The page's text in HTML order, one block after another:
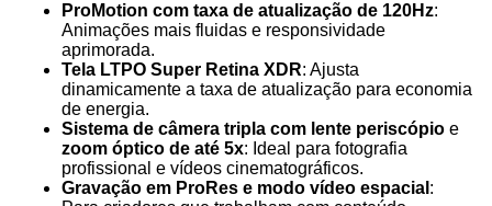
ProMotion com taxa de atualização de 120Hz:
Animações mais fluidas e responsividade
aprimorada.
Tela LTPO Super Retina XDR: Ajusta
dinamicamente a taxa de atualização para economia
de energia.
Sistema de câmera tripla com lente periscópio e
zoom óptico de até 5x: Ideal para fotografia
profissional e vídeos cinematográficos.
Gravação em ProRes e modo vídeo espacial :